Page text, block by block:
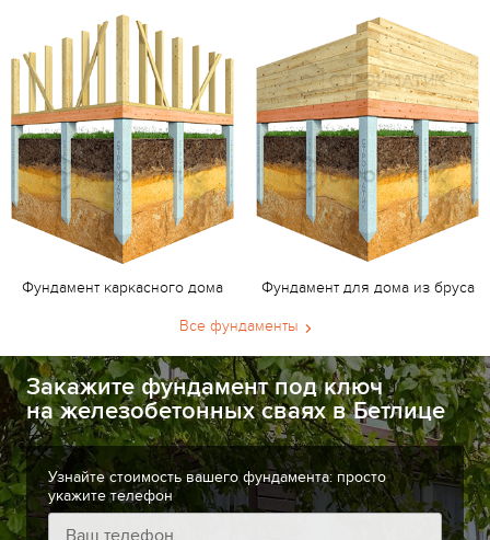
Фундамент каркасного дома Фундамент для дома из бруса
Все фундаменты
Закажите фундамент под ключ
на железобетонных сваях в Бетлице
Узнайте стоимость вашего фундамента: просто
укажите телефон